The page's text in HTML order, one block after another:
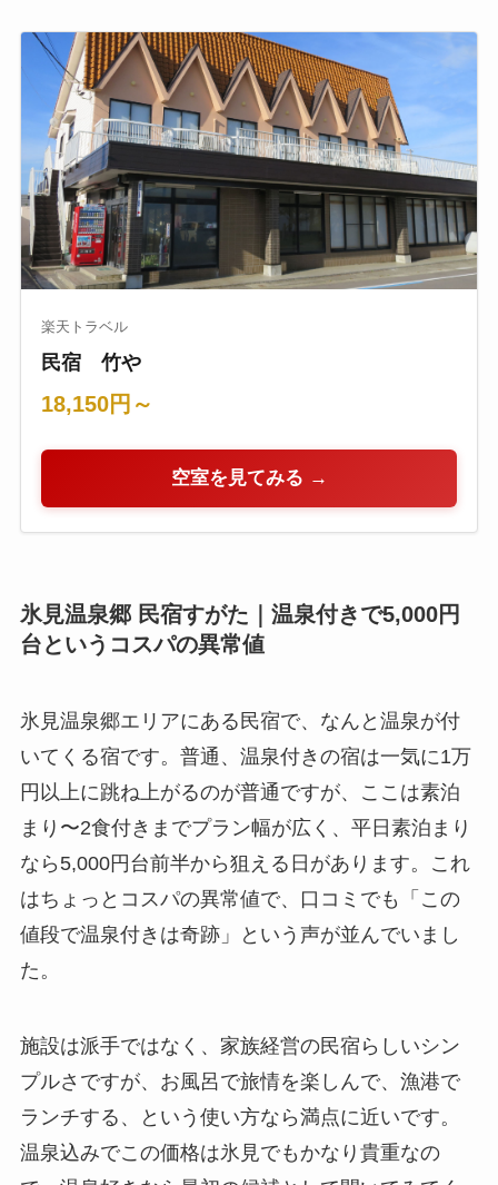
楽天トラベル
民宿 竹や
18,150円～
空室を見てみる →
氷見温泉郷 民宿すがた｜温泉付きで5,000円
台というコスパの異常値
氷見温泉郷エリアにある民宿で、なんと温泉が付
いてくる宿です。普通、温泉付きの宿は一気に1万
円以上に跳ね上がるのが普通ですが、ここは素泊
まり〜2食付きまでプラン幅が広く、平日素泊まり
なら5,000円台前半から狙える日があります。これ
はちょっとコスパの異常値で、口コミでも「この
値段で温泉付きは奇跡」という声が並んでいまし
た。
施設は派手ではなく、家族経営の民宿らしいシン
プルさですが、お風呂で旅情を楽しんで、漁港で
ランチする、という使い方なら満点に近いです。
温泉込みでこの価格は氷見でもかなり貴重なの